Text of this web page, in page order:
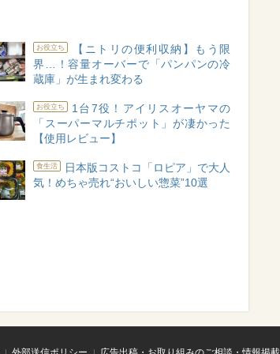
お役立ち
【ニトリの便利収納】もう限
界…！容量オーバーで「パンパンの冷
蔵庫」が生まれ変わる
お役立ち
1台7役！アイリスオーヤマの
「スーパーマルチポット」が凄かった
【使用レビュー】
食生活
日本版コストコ「ロピア」で大人
気！めちゃ売れ“おいしい惣菜”10選